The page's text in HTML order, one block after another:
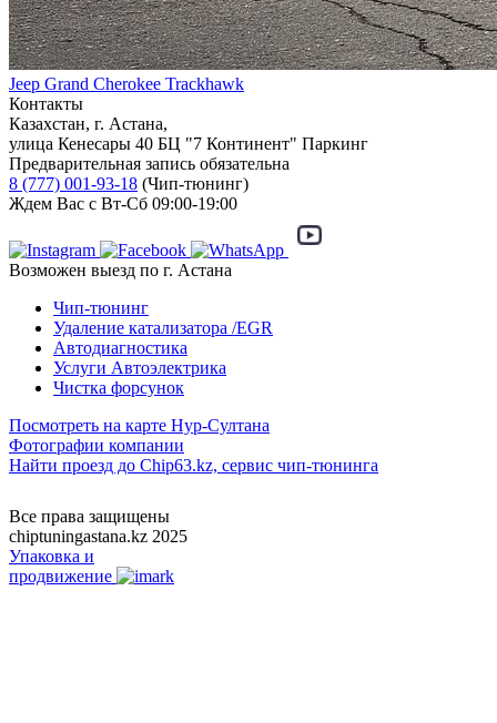
Jeep Grand Cherokee Trackhawk
Контакты
Казахстан, г. Астана,
улица Кенесары 40 БЦ "7 Континент" Паркинг
Предварительная запись обязательна
8 (777) 001-93-18 (Чип-тюнинг)
Ждем Вас с Вт-Сб 09:00-19:00
Возможен выезд по г. Астана
Чип-тюнинг
Удаление катализатора /EGR
Автодиагностика
Услуги Автоэлектрика
Чистка форсунок
Посмотреть на карте Нур-Султана
Фотографии компании
Найти проезд до Chip63.kz, сервис чип-тюнинга
Все права защищены
chiptuningastana.kz 2025
Упаковка и
продвижение